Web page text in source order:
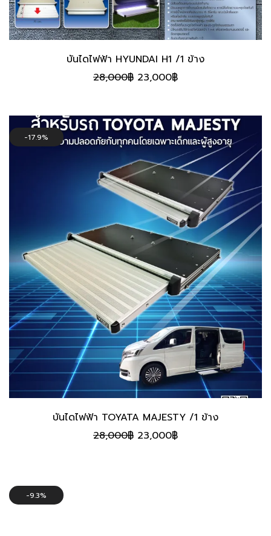
บันไดไฟฟ้า HYUNDAI H1 /1 ข้าง
28,000฿ Original
28,000฿.
23,000฿Current
23,000฿.
17.9%
บันไดไฟฟ้า TOYATA MAJESTY /1 ข้าง
28,000฿ Original
23,000฿Current
9.3%